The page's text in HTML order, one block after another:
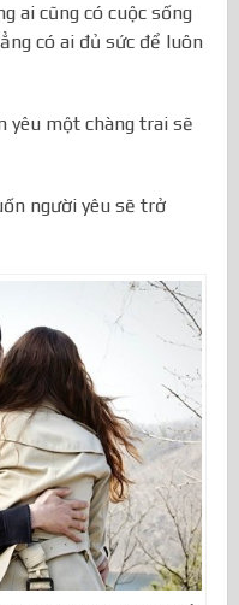
ai cũng có cuộc sống
có ai đủ sức để luôn
yêu một chàng trai sẽ
người yêu sẽ trở